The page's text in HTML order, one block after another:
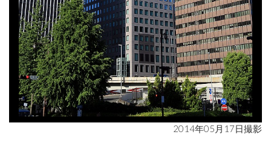
2014年05月17日撮影